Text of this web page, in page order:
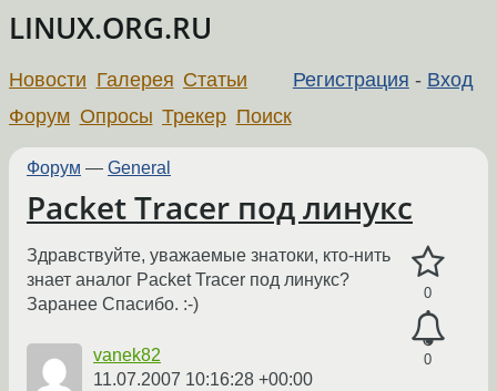
LINUX.ORG.RU
Регистрация - Вход
Новости Галерея Статьи
Форум Опросы Трекер Поиск
Форум — General
Packet Tracer под линукс
0
0
Здравствуйте, уважаемые знатоки, кто-нить
знает аналог Packet Tracer под линукс?
Заранее Спасибо. :-)
vanek82
11.07.2007 10:16:28 +00:00